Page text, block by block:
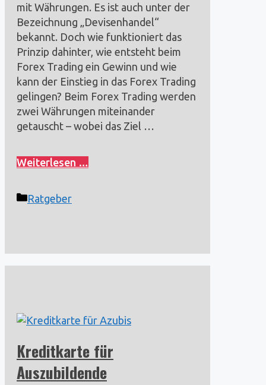
mit Währungen. Es ist auch unter der
Bezeichnung „Devisenhandel“
bekannt. Doch wie funktioniert das
Prinzip dahinter, wie entsteht beim
Forex Trading ein Gewinn und wie
kann der Einstieg in das Forex Trading
gelingen? Beim Forex Trading werden
zwei Währungen miteinander
getauscht – wobei das Ziel …
Weiterlesen …
Kategorien
Ratgeber
Kreditkarte für
Auszubildende